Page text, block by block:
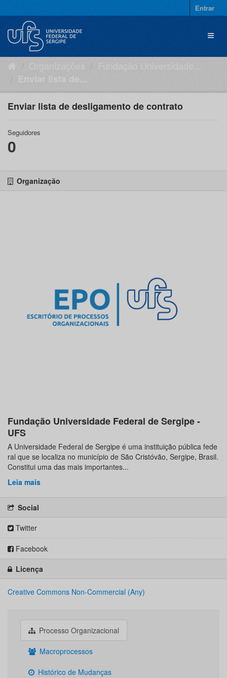
para
conteúdo
Entrar
Enviar lista de desligamento de contrato
Seguidores
0
Organização
Fundação Universidade Federal de Sergipe -
UFS
A Universidade Federal de Sergipe é uma instituição pública fede
ral que se localiza no município de São Cristóvão, Sergipe, Brasil.
Constitui uma das mais importantes...
Leia mais
Social
Twitter
Facebook
Licença
Creative Commons Non-Commercial (Any)
Processo Organizacional
Macroprocessos
Histórico de Mudanças